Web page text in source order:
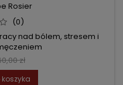
Rosier
(0)
nad bólem, stresem i
zł